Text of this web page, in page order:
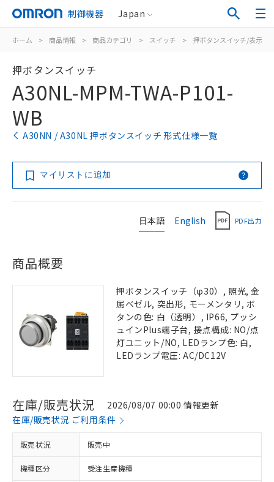
制御機器 Japan
ホーム > 商品情報 > 商品カテゴリ > スイッチ > 押ボタンスイッチ/表示灯
押ボタンスイッチ
A30NL-MPM-TWA-P101-
WB
A30NN / A30NL 押ボタンスイッチ 形式仕様一覧
マイリストに追加
日本語 English PDF出力
商品概要
押ボタンスイッチ（φ30）, 照光, 金
属ベゼル, 突出形, モーメンタリ, ボ
タンの色: 白（透明）, IP66, プッシ
ュインPlus端子台, 接点構成: NO/点
灯ユニット/NO, LEDランプ色: 白,
LEDランプ電圧: AC/DC12V
在庫/販売状況
2026/08/07 00:00 情報更新
在庫/販売状況 ご利用条件
販売状況 販売中
機種区分 受注生産機種